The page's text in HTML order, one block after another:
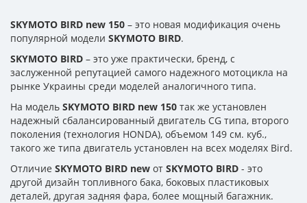
SKYMOTO BIRD new 150 – это новая модификация очень
популярной модели SKYMOTO BIRD.
SKYMOTO BIRD – это уже практически, бренд, с
заслуженной репутацией самого надежного мотоцикла на
рынке Украины среди моделей аналогичного типа.
На модель SKYMOTO BIRD new 150 так же установлен
надежный сбалансированный двигатель CG типа, второго
поколения (технология HONDA), объемом 149 см. куб.,
такого же типа двигатель установлен на всех моделях Bird.
Отличие SKYMOTO BIRD new от SKYMOTO BIRD - это
другой дизайн топливного бака, боковых пластиковых
деталей, другая задняя фара, более мощный багажник.